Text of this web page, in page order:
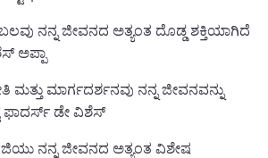
ನನ್ನ ಜೀವನದ ಅತ್ಯಂತ ದೊಡ್ಡ ಶಕ್ತಿಯಾಗಿದೆ
ಅಪ್ಪಾ
ಮತ್ತು ಮಾರ್ಗದರ್ಶನವು ನನ್ನ ಜೀವನವನ್ನು
ಫಾದರ್ಸ್ ಡೇ ವಿಶೆಸ್
ನನ್ನ ಜೀವನದ ಅತ್ಯಂತ ವಿಶೇಷ